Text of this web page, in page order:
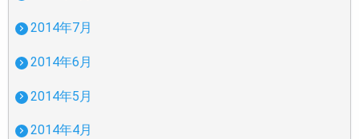
2014年7月
2014年6月
2014年5月
2014年4月